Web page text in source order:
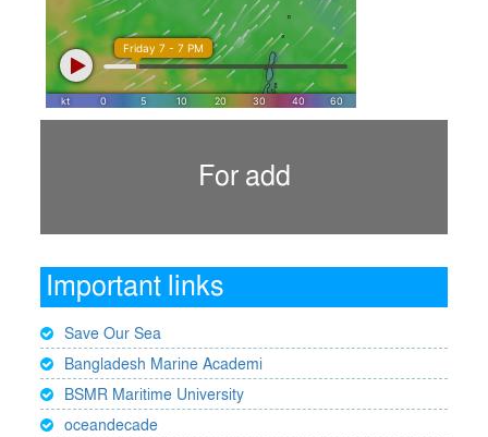
For add
Important links
Save Our Sea
Bangladesh Marine Academi
BSMR Maritime University
oceandecade